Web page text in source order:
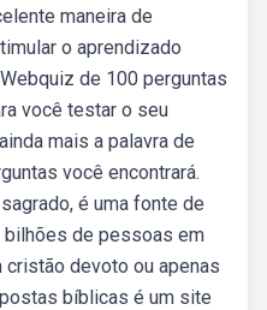
maneira de
o aprendizado
de 100 perguntas
você testar o seu
mais a palavra de
você encontrará.
é uma fonte de
bilhões de pessoas em
cristão devoto ou apenas
bíblicas é um site